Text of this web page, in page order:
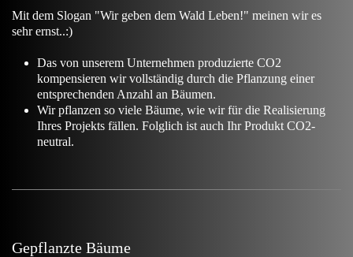
Mit dem Slogan "Wir geben dem Wald Leben!" meinen wir es
sehr ernst..:)
Das von unserem Unternehmen produzierte CO2
kompensieren wir vollständig durch die Pflanzung einer
entsprechenden Anzahl an Bäumen.
Wir pflanzen so viele Bäume, wie wir für die Realisierung
Ihres Projekts fällen. Folglich ist auch Ihr Produkt CO2-
neutral.
Gepflanzte Bäume